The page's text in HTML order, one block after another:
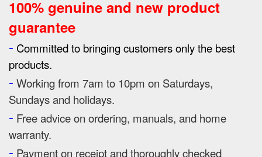
100% genuine and new product
guarantee
- Committed to bringing customers only the best
products.
- Working from 7am to 10pm on Saturdays,
Sundays and holidays.
- Free advice on ordering, manuals, and home
warranty.
- Payment on receipt and thoroughly checked